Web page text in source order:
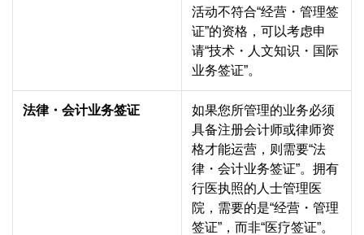
活动不符合“经营・管理签
证”的资格，可以考虑申
请“技术・人文知识・国际
业务签证”。
法律・会计业务签证
如果您所管理的业务必须
具备注册会计师或律师资
格才能运营，则需要“法
律・会计业务签证”。拥有
行医执照的人士管理医
院，需要的是“经营・管理
签证”，而非“医疗签证”。